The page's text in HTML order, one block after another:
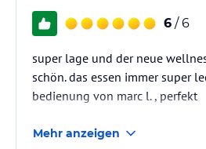
6 / 6
super lage und der neue
schön. das essen immer super
bedienung von marc l. , perfekt
Mehr anzeigen